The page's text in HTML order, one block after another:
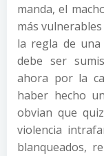
manda, el
más
la regla de una
debe ser
ahora por la
haber hecho
obvian que
violencia
blanqueados,